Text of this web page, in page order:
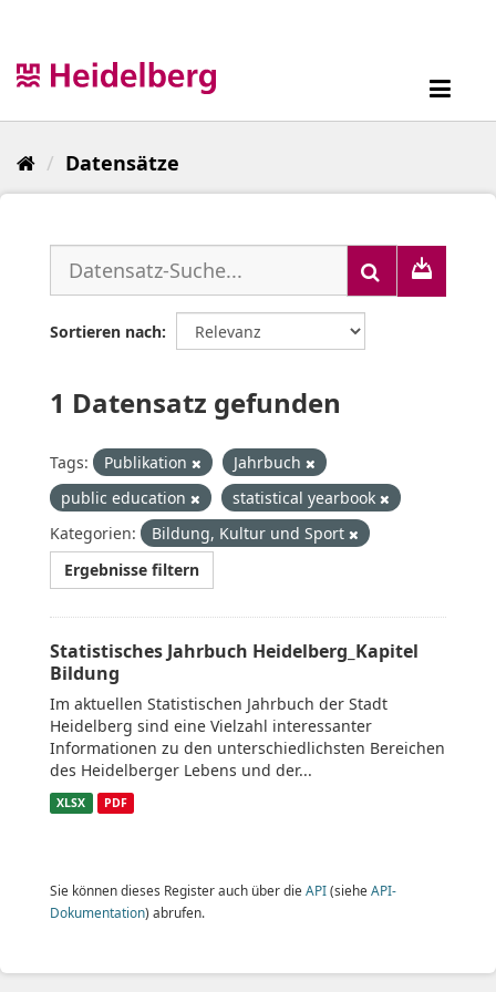
Datensätze
Sortieren nach
1 Datensatz gefunden
Tags: Publikation
Jahrbuch
public education
statistical yearbook
Kategorien:
Bildung, Kultur und Sport
Ergebnisse filtern
Statistisches Jahrbuch Heidelberg_Kapitel
Bildung
Im aktuellen Statistischen Jahrbuch der Stadt
Heidelberg sind eine Vielzahl interessanter
Informationen zu den unterschiedlichsten Bereichen
des Heidelberger Lebens und der...
XLSX PDF
Sie können dieses Register auch über die API(siehe API-
Dokumentation) abrufen.